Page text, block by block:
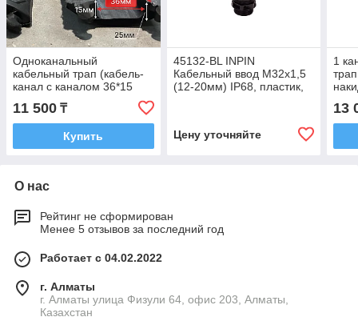
Одноканальный
кабельный трап (кабель-
канал с каналом 36*15
11 500 ₸
Купить
45132-BL INPIN
Кабельный ввод М32х1,5
(12-20мм) IP68, пластик,
Цену уточняйте
1
13
О нас
Рейтинг не сформирован
Менее 5 отзывов за последний год
Работает с 04.02.2022
г. Алматы
г. Алматы улица Физули 64, офис 203, Алматы,
Казахстан